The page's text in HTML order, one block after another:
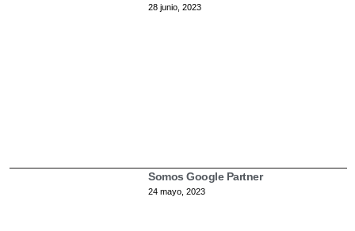
28 junio, 2023
Somos Google Partner
24 mayo, 2023